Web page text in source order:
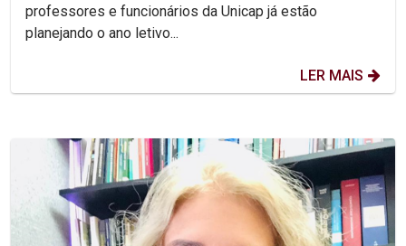
professores e funcionários da Unicap já estão
planejando o ano letivo...
LER MAIS